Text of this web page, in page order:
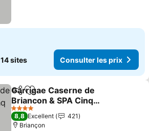
14 sites Consulter les prix
PartagerAjouter à mes favoris
Garrigae Caserne de
Briancon & SPA Cinq
Mondes
Consulter les prix
4 Étoiles
8,8 Excellent
421
Briançon